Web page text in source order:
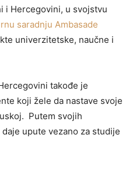
i Hercegovini, u svojstvu
saradnju Ambasade
univerzitetske, naučne i
takođe je
koji žele da nastave svoje
Putem svojih
daje upute vezano za studije